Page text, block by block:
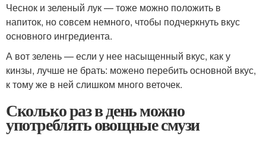
Чеснок и зеленый лук — тоже можно положить в
напиток, но совсем немного, чтобы подчеркнуть вкус
основного ингредиента.
А вот зелень — если у нее насыщенный вкус, как у
кинзы, лучше не брать: можено перебить основной вкус,
к тому же в ней слишком много веточек.
Сколько раз в день можно
употреблять овощные смузи